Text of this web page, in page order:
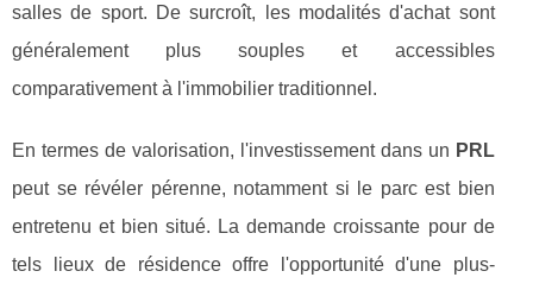
salles de sport. De surcroît, les modalités d'achat sont
généralement plus souples et accessibles
comparativement à l'immobilier traditionnel.
En termes de valorisation, l'investissement dans un PRL
peut se révéler pérenne, notamment si le parc est bien
entretenu et bien situé. La demande croissante pour de
tels lieux de résidence offre l'opportunité d'une plus-